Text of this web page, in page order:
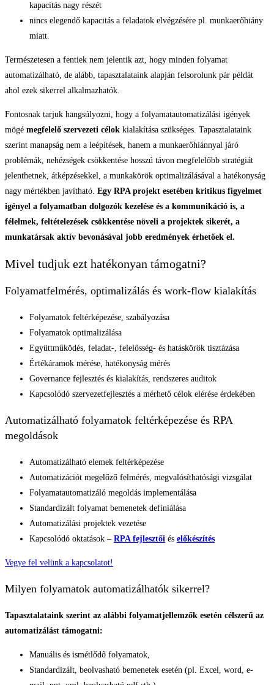
kapacitás nagy részét
nincs elegendő kapacitás a feladatok elvégzésére pl. munkaerőhiány
miatt.
Természetesen a fentiek nem jelentik azt, hogy minden folyamat
automatizálható, de alább, tapasztalataink alapján felsorolunk pár példát
ahol ezek sikerrel alkalmazhatók.
Fontosnak tarjuk hangsúlyozni, hogy a folyamatautomatizálási igények
mögé megfelelő szervezeti célok kialakítása szükséges. Tapasztalataink
szerint manapság nem a leépítések, hanem a munkaerőhiánnyal járó
problémák, nehézségek csökkentése hosszú távon megfelelőbb stratégiát
jelenthetnek, átképzésekkel, a munkakörök optimalizálásával a hatékonyság
nagy mértékben javítható. Egy RPA projekt esetében kritikus figyelmet
igényel a folyamatban dolgozók kezelése és a kommunikáció is, a
félelmek, feltételezések csökkentése növeli a projektek sikerét, a
munkatársak aktív bevonásával jobb eredmények érhetőek el.
Mivel tudjuk ezt hatékonyan támogatni?
Folyamatfelmérés, optimalizálás és work-flow kialakítás
Folyamatok feltérképezése, szabályozása
Folyamatok optimalizálása
Együttműködés, feladat-, felelősség- és hatáskörök tisztázása
Értékáramok mérése, hatékonyság mérés
Governance fejlesztés és kialakítás, rendszeres auditok
Kapcsolódó szervezetfejlesztés a mérhető célok elérése érdekében
Automatizálható folyamatok feltérképezése és RPA
megoldások
Automatizálható elemek feltérképezése
Automatizációt megelőző felmérés, megvalósíthatósági vizsgálat
Folyamatautomatizáló megoldás implementálása
Standardizált folyamat bemenetek definiálása
Automatizálási projektek vezetése
Kapcsolódó oktatások – RPA fejlesztői és előkészítés
Vegye fel velünk a kapcsolatot!
Milyen folyamatok automatizálhatók sikerrel?
Tapasztalataink szerint az alábbi folyamatjellemzők esetén célszerű az
automatizálást támogatni:
Manuális és ismétlődő folyamatok,
Standardizált, beolvasható bemenetek esetén (pl. Excel, word, e-